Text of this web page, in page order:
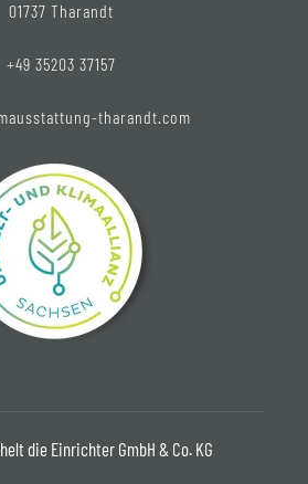
01737 Tharandt
+49 35203 37157
tharandt.com
die Einrichter GmbH & Co. KG